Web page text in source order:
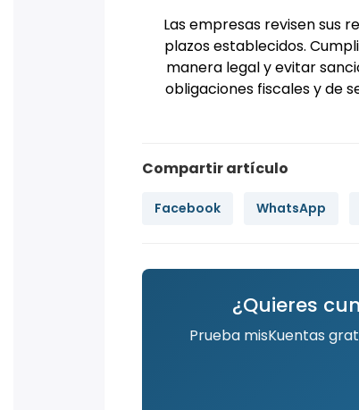
Las empresas revisen sus
plazos establecidos.
manera legal y evitar
obligaciones fiscales y de
Compartir artículo
Facebook WhatsApp
¿Quieres
Prueba misKuentas